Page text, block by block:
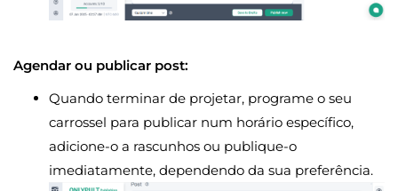
Agendar ou publicar post:
Quando terminar de projetar, programe o seu
carrossel para publicar num horário específico,
adicione-o a rascunhos ou publique-o
imediatamente, dependendo da sua preferência.